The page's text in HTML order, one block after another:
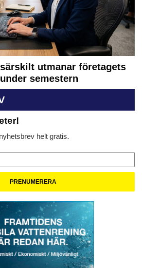
utmanar företagets
semestern
helt gratis.